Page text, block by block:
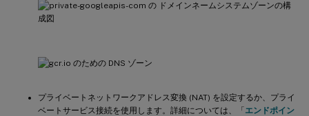
プライベートネットワークアドレス変換 (NAT) を設定するか、プライ
ベートサービス接続を使用します。詳細については、「エンドポイン